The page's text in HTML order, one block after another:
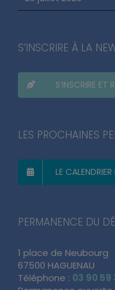
20 juillet 2026
1 place de Neubourg
67500 HAGUENAU
Téléphone :03 90 59